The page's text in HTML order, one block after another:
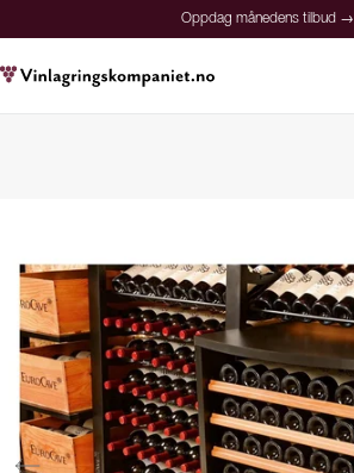
Oppdag månedens tilbud →